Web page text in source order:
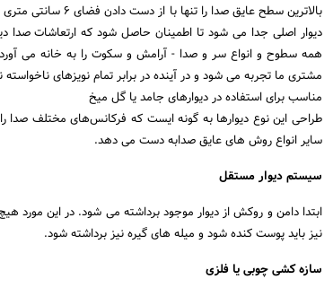
بالاترین سطح عایق
دیوار اصلی جدا می شود تا اطمینان حاصل شود که ارتعاشات صدا
همه سطوح و انواع سر و صدا - آرامش و سکوت را به خانه می
مشتری ما تجربه می شود و در آینده در برابر تمام نویزهای
مناسب برای استفاده در دیوارهای جامد یا گل میخ
طراحی این نوع دیوارها به گونه ایست که فرکانس‌های مختلف
سایر انواع روش های عایق صدابه دست می دهد.
سیستم دیوار مستقل
ابتدا دامن و روکش از دیوار موجود برداشته می شود. در این مورد
نیز باید پوست کنده شود و میله های گیره نیز برداشته شود.
سازه کشی چوبی یا فلزی